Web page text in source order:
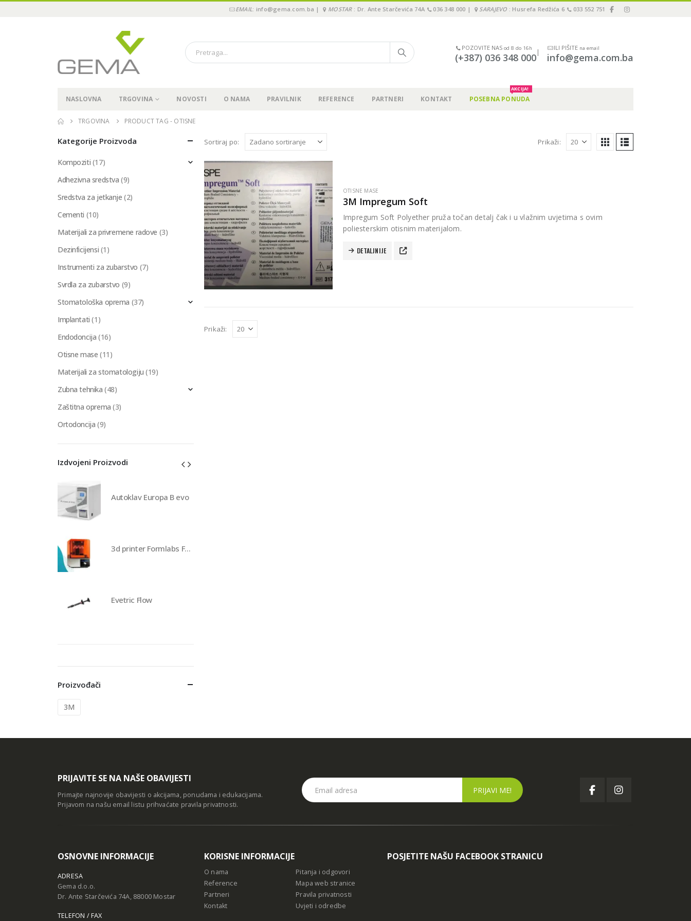
EMAIL: info@gema.com.ba | MOSTAR: Dr. Ante Starčevića 74A 036 348 000 | SARAJEVO : Husrefa Redžića 6 033 552 751
POZOVITE NAS od 8 do 16h
(+387) 036 348 000|
ILI PIŠITE na email
info@gema.com.ba
NASLOVNA TRGOVINA NOVOSTI O NAMA PRAVILNIK REFERENCE PARTNERI KONTAKT POSEBNA PONUDA
AKCIJA!
TRGOVINA PRODUCT TAG - OTISNE
Sortiraj po: Prikaži:
OTISNE MASE
3M Impregum Soft
Impregum Soft Polyether pruža točan detalj čak i u vlažnim uvjetima s ovim
poliesterskim otisnim materijalom.
DETALJNIJE
Prikaži:
Kategorije Proizvoda
Kompoziti (17)
Adhezivna sredstva (9)
Sredstva za jetkanje (2)
Cementi (10)
Materijali za privremene radove (3)
Dezinficijensi (1)
Instrumenti za zubarstvo (7)
Svrdla za zubarstvo (9)
Stomatološka oprema (37)
Implantati (1)
Endodoncija (16)
Otisne mase (11)
Materijali za stomatologiju (19)
Zubna tehnika (48)
Zaštitna oprema (3)
Ortodoncija (9)
Izdvojeni Proizvodi
Autoklav Europa B evo
3d printer Formlabs Form 4b
Evetric Flow
Proizvođači
3M
PRIJAVITE SE NA NAŠE OBAVIJESTI
Primajte najnovije obavijesti o akcijama, ponudama i edukacijama.
Prijavom na našu email listu prihvaćate pravila privatnosti.
OSNOVNE INFORMACIJE
ADRESA
Gema d.o.o.
Dr. Ante Starčevića 74A, 88000 Mostar
TELEFON / FAX
KORISNE INFORMACIJE
O nama
Reference
Partneri
Kontakt
Pitanja i odgovori
Mapa web stranice
Pravila privatnosti
Uvjeti i odredbe
POSJETITE NAŠU FACEBOOK STRANICU